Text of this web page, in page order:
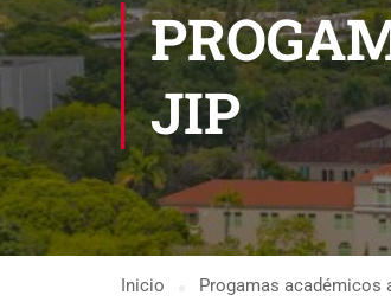
JIP
Inicio Progamas académicos